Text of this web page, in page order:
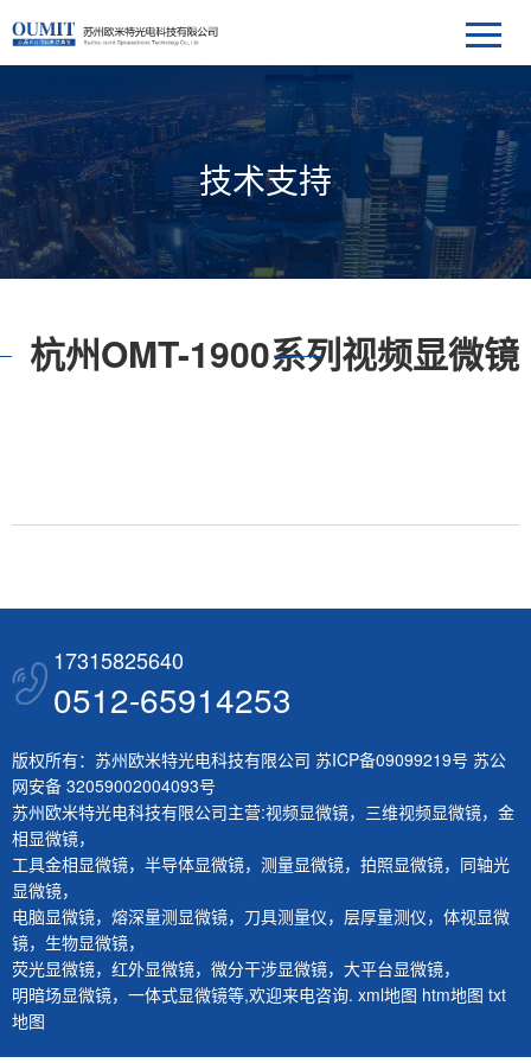
技术支持
杭州OMT-1900系列视频显微镜
17315825640
0512-65914253
版权所有：苏州欧米特光电科技有限公司 苏ICP备09099219号 苏公
网安备 32059002004093号
苏州欧米特光电科技有限公司主营:视频显微镜， 三维视频显微镜， 金
相显微镜，
工具金相显微镜， 半导体显微镜， 测量显微镜， 拍照显微镜， 同轴光
显微镜，
电脑显微镜， 熔深量测显微镜， 刀具测量仪， 层厚量测仪， 体视显微
镜， 生物显微镜，
荧光显微镜， 红外显微镜， 微分干涉显微镜， 大平台显微镜，
明暗场显微镜， 一体式显微镜等,欢迎来电咨询. xml地图 htm地图 txt
地图